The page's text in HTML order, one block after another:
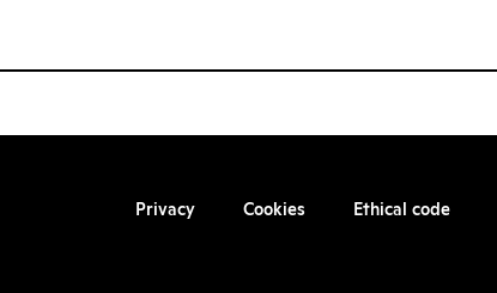
Privacy Cookies Ethical code